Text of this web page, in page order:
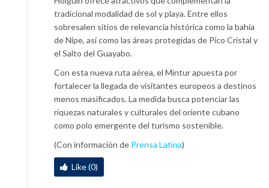
tradicional modalidad de sol y playa. Entre ellos
sobresalen sitios de relevancia histórica como la bahía
de Nipe, así como las áreas protegidas de Pico Cristal y
el Salto del Guayabo.
Con esta nueva ruta aérea, el Mintur apuesta por
fortalecer la llegada de visitantes europeos a destinos
menos masificados. La medida busca potenciar las
riquezas naturales y culturales del oriente cubano
como polo emergente del turismo sostenible.
(Con información de Prensa Latina)
Like (0)